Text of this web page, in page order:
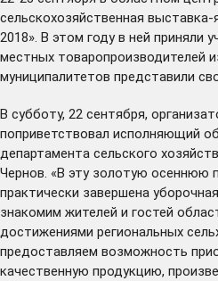
сельскохозяйственная
2018». В этом году в ней приняли
местных товаропроизводителей
муниципалитетов представили
В субботу, 22 сентября,
поприветствовал исполняющий
департамента сельского
Чернов. «В эту золотую осеннюю
практически завершена
знакомим жителей и гостей
достижениями региональных
предоставляем возможность
качественную продукцию,